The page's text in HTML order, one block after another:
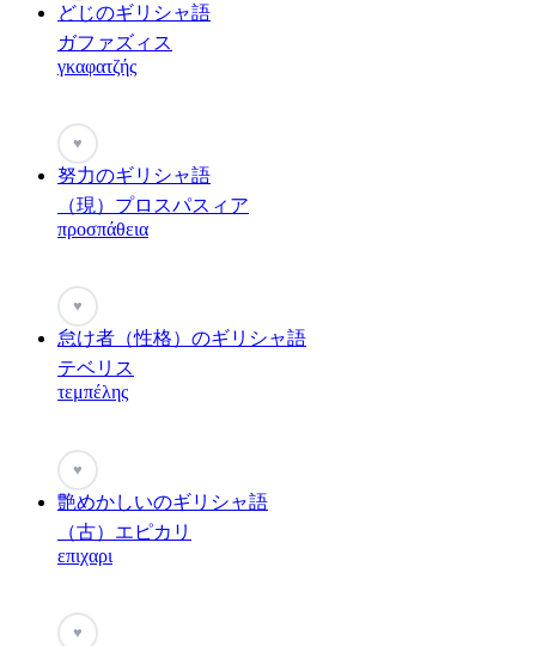
どじのギリシャ語
ガファズィス
γκαφατζής
♥
努力のギリシャ語
（現）プロスパスィア
προσπάθεια
♥
怠け者（性格）のギリシャ語
テベリス
τεμπέλης
♥
艶めかしいのギリシャ語
（古）エピカリ
επιχαρι
♥